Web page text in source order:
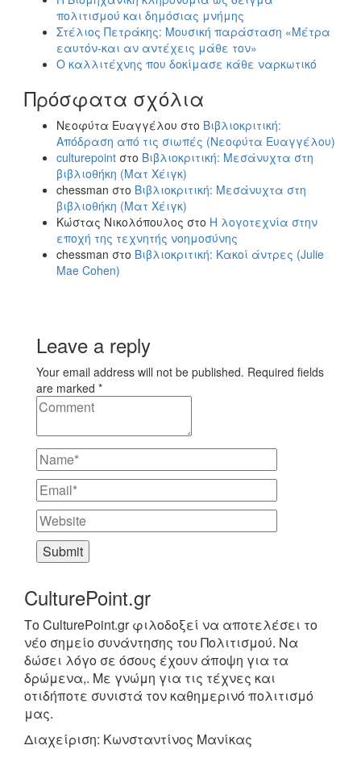
πολιτισμού και δημόσιας μνήμης
Στέλιος Πετράκης: Μουσική παράσταση «Μέτρα
εαυτόν-και αν αντέχεις μάθε τον»
Ο καλλιτέχνης που δοκίμασε κάθε ναρκωτικό
Πρόσφατα σχόλια
Νεοφύτα Ευαγγέλου στο Βιβλιοκριτική:
Απόδραση από τις σιωπές (Νεοφύτα Ευαγγέλου)
culturepoint στο Βιβλιοκριτική: Μεσάνυχτα στη
βιβλιοθήκη (Ματ Χέιγκ)
chessman στο Βιβλιοκριτική: Μεσάνυχτα στη
βιβλιοθήκη (Ματ Χέιγκ)
Κώστας Νικολόπουλος στο Η λογοτεχνία στην
εποχή της τεχνητής νοημοσύνης
chessman στο Βιβλιοκριτική: Κακοί άντρες (Julie
Mae Cohen)
Leave a reply
Your email address will not be published. Required fields
are marked *
CulturePoint.gr
Το CulturePoint.gr φιλοδοξεί να αποτελέσει το
νέο σημείο συνάντησης του Πολιτισμού. Να
δώσει λόγο σε όσους έχουν άποψη για τα
δρώμενα,. Με γνώμη για τις τέχνες και
οτιδήποτε συνιστά τον καθημερινό πολιτισμό
μας.
Διαχείριση: Κωνσταντίνος Μανίκας